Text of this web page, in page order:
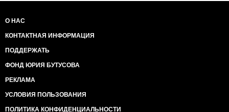
О НАС
КОНТАКТНАЯ ИНФОРМАЦИЯ
ПОДДЕРЖАТЬ
ФОНД ЮРИЯ БУТУСОВА
РЕКЛАМА
УСЛОВИЯ ПОЛЬЗОВАНИЯ
ПОЛИТИКА КОНФИДЕНЦИАЛЬНОСТИ